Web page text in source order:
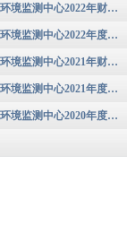
北京市生态环境监测中心2022年财政预算信息
北京市生态环境监测中心2022年度部门决算
北京市生态环境监测中心2021年财政预算信息
北京市生态环境监测中心2021年度部门决算
北京市生态环境监测中心2020年度部门决算公开